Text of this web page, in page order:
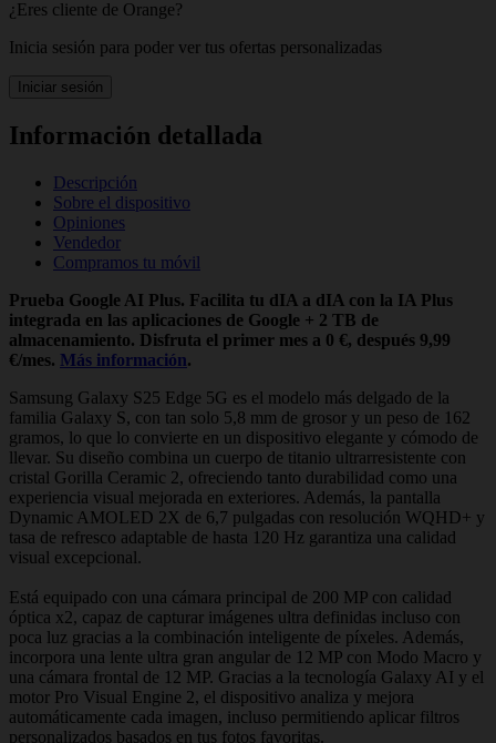
¿Eres cliente de Orange?
Inicia sesión para poder ver tus ofertas personalizadas
Iniciar sesión
Información detallada
Descripción
Sobre el dispositivo
Opiniones
Vendedor
Compramos tu móvil
Prueba Google AI Plus. Facilita tu dIA a dIA con la IA Plus
integrada en las aplicaciones de Google + 2 TB de
almacenamiento. Disfruta el primer mes a 0 €, después 9,99
€/mes. Más información.
Samsung Galaxy S25 Edge 5G es el modelo más delgado de la
familia Galaxy S, con tan solo 5,8 mm de grosor y un peso de 162
gramos, lo que lo convierte en un dispositivo elegante y cómodo de
llevar. Su diseño combina un cuerpo de titanio ultrarresistente con
cristal Gorilla Ceramic 2, ofreciendo tanto durabilidad como una
experiencia visual mejorada en exteriores. Además, la pantalla
Dynamic AMOLED 2X de 6,7 pulgadas con resolución WQHD+ y
tasa de refresco adaptable de hasta 120 Hz garantiza una calidad
visual excepcional.
Está equipado con una cámara principal de 200 MP con calidad
óptica x2, capaz de capturar imágenes ultra definidas incluso con
poca luz gracias a la combinación inteligente de píxeles. Además,
incorpora una lente ultra gran angular de 12 MP con Modo Macro y
una cámara frontal de 12 MP. Gracias a la tecnología Galaxy AI y el
motor Pro Visual Engine 2, el dispositivo analiza y mejora
automáticamente cada imagen, incluso permitiendo aplicar filtros
personalizados basados en tus fotos favoritas.